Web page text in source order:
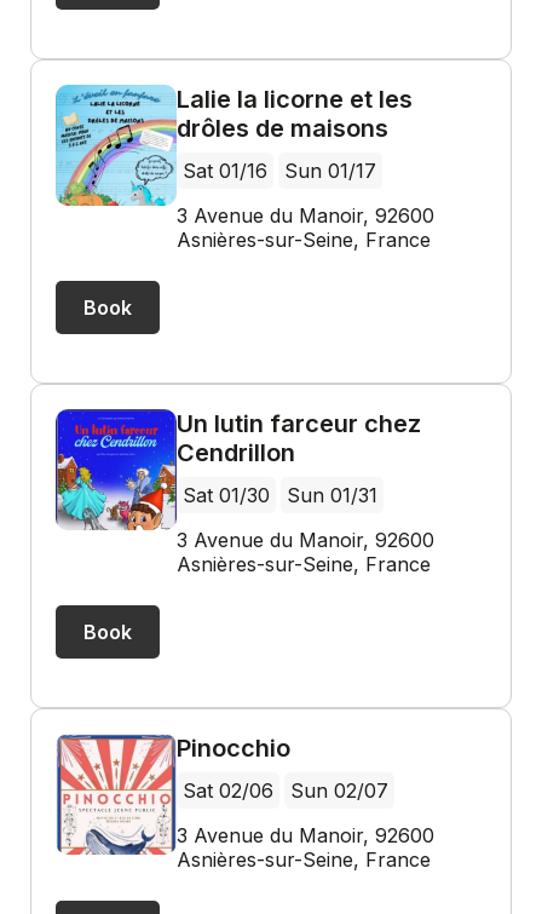
Lalie la licorne et les
drôles de maisons
Sat 01/16
Sun 01/17
3 Avenue du Manoir, 92600
Asnières-sur-Seine, France
Book
Un lutin farceur chez
Cendrillon
Sat 01/30
Sun 01/31
3 Avenue du Manoir, 92600
Asnières-sur-Seine, France
Book
Pinocchio
Sat 02/06
Sun 02/07
3 Avenue du Manoir, 92600
Asnières-sur-Seine, France